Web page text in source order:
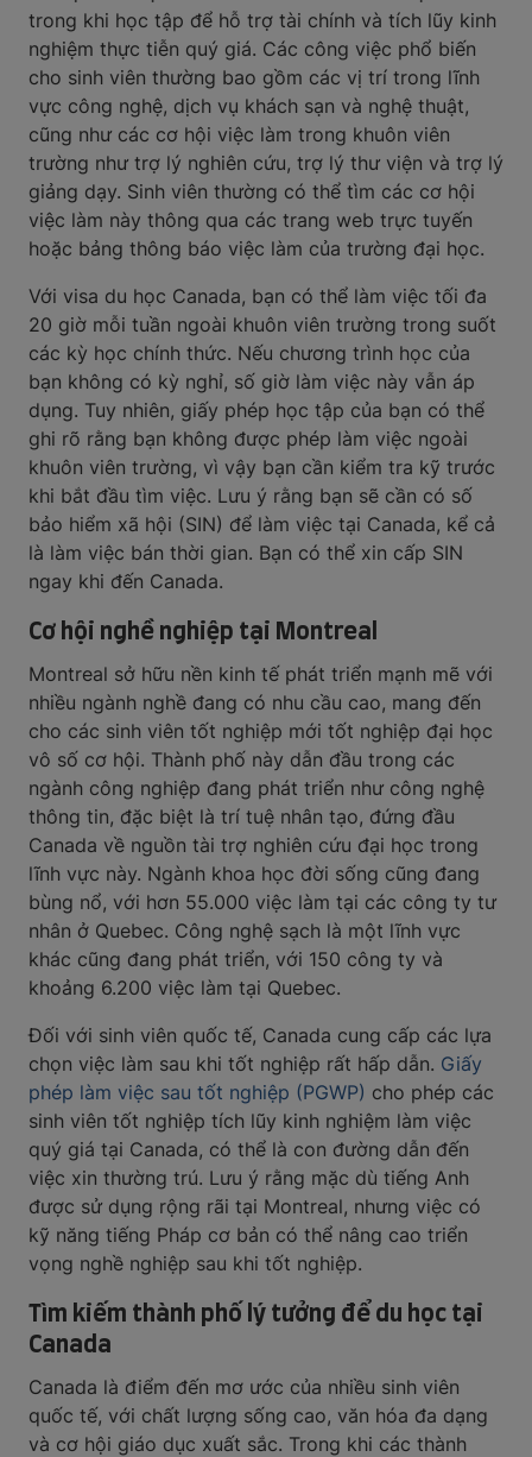
trong khi học tập để hỗ trợ tài chính và tích lũy kinh
nghiệm thực tiễn quý giá. Các công việc phổ biến
cho sinh viên thường bao gồm các vị trí trong lĩnh
vực công nghệ, dịch vụ khách sạn và nghệ thuật,
cũng như các cơ hội việc làm trong khuôn viên
trường như trợ lý nghiên cứu, trợ lý thư viện và trợ lý
giảng dạy. Sinh viên thường có thể tìm các cơ hội
việc làm này thông qua các trang web trực tuyến
hoặc bảng thông báo việc làm của trường đại học.
Với visa du học Canada, bạn có thể làm việc tối đa
20 giờ mỗi tuần ngoài khuôn viên trường trong suốt
các kỳ học chính thức. Nếu chương trình học của
bạn không có kỳ nghỉ, số giờ làm việc này vẫn áp
dụng. Tuy nhiên, giấy phép học tập của bạn có thể
ghi rõ rằng bạn không được phép làm việc ngoài
khuôn viên trường, vì vậy bạn cần kiểm tra kỹ trước
khi bắt đầu tìm việc. Lưu ý rằng bạn sẽ cần có số
bảo hiểm xã hội (SIN) để làm việc tại Canada, kể cả
là làm việc bán thời gian. Bạn có thể xin cấp SIN
ngay khi đến Canada.
Cơ hội nghề nghiệp tại Montreal
Montreal sở hữu nền kinh tế phát triển mạnh mẽ với
nhiều ngành nghề đang có nhu cầu cao, mang đến
cho các sinh viên tốt nghiệp mới tốt nghiệp đại học
vô số cơ hội. Thành phố này dẫn đầu trong các
ngành công nghiệp đang phát triển như công nghệ
thông tin, đặc biệt là trí tuệ nhân tạo, đứng đầu
Canada về nguồn tài trợ nghiên cứu đại học trong
lĩnh vực này. Ngành khoa học đời sống cũng đang
bùng nổ, với hơn 55.000 việc làm tại các công ty tư
nhân ở Quebec. Công nghệ sạch là một lĩnh vực
khác cũng đang phát triển, với 150 công ty và
khoảng 6.200 việc làm tại Quebec.
Đối với sinh viên quốc tế, Canada cung cấp các lựa
chọn việc làm sau khi tốt nghiệp rất hấp dẫn. Giấy
phép làm việc sau tốt nghiệp (PGWP) cho phép các
sinh viên tốt nghiệp tích lũy kinh nghiệm làm việc
quý giá tại Canada, có thể là con đường dẫn đến
việc xin thường trú. Lưu ý rằng mặc dù tiếng Anh
được sử dụng rộng rãi tại Montreal, nhưng việc có
kỹ năng tiếng Pháp cơ bản có thể nâng cao triển
vọng nghề nghiệp sau khi tốt nghiệp.
Tìm kiếm thành phố lý tưởng để du học tại
Canada
Canada là điểm đến mơ ước của nhiều sinh viên
quốc tế, với chất lượng sống cao, văn hóa đa dạng
và cơ hội giáo dục xuất sắc. Trong khi các thành